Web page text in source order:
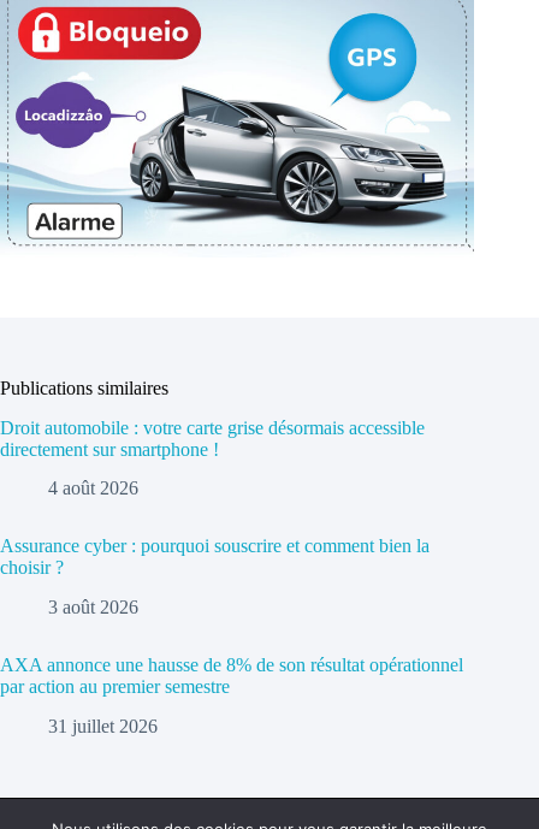
Publications similaires
Droit automobile : votre carte grise désormais accessible
directement sur smartphone !
4 août 2026
Assurance cyber : pourquoi souscrire et comment bien la
choisir ?
3 août 2026
AXA annonce une hausse de 8% de son résultat opérationnel
par action au premier semestre
31 juillet 2026